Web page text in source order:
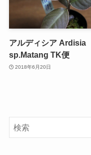
アルディシア Ardisia
sp.Matang TK便
2018年6月20日